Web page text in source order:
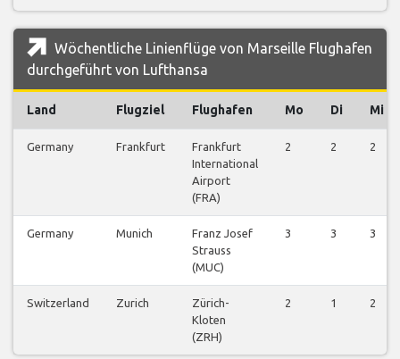
Wöchentliche Linienflüge von Marseille Flughafen
durchgeführt von Lufthansa
Land Flugziel Flughafen Mo Di Mi
Germany Frankfurt
Frankfurt
International
Airport
(FRA)
2 2 2
Germany Munich
Franz Josef
Strauss
(MUC)
3 3 3
Switzerland Zurich
Zürich-
Kloten
(ZRH)
2 1 2